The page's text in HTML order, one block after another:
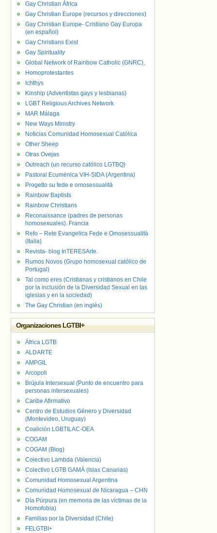
Gay Christian África
Gay Christian Europe (recursos y direcciones)
Gay Christian Europe- Cristiano Gay Europa
(en español)
Gay Christians Exist
Gay Spirituality
Global Network of Rainbow Catholic (GNRC),
Homoprotestantes
Ichthys
Kinship (Adventistas gays y lesbianas)
LGBT Religious Archives Network
MAR Málaga
New Ways Ministry
Noticias Comunidad Homosexual Católica
Other Sheep
Otras Ovejas
Outreach (un recurso católico LGTBQ)
Pastoral Ecuménica VIH-SIDA (Argentina)
Progetto su fede e omosessualità
Rainbow Baptists
Rainbow Christians
Reconaissance (padres de personas
homosexuales). Francia
Refo – Rete Evangelica Fede e Omosessualità
(Italia)
Revista- blog InTERESArte.
Rumos Novos (Grupo homosexual católico de
Portugal)
Tal como eres (Cristianas y cristianos en Chile
por la inclusión de la Diversidad Sexual en las
iglesias y en la sociedad)
The Gay Christian (en inglés)
Organizaciones LGTBI+
África LGTB
ALDARTE
AMPGIL
Arcopoli
Brújula Intersexual (Punto de encuentro para
personas intersexuales)
Caribe Afirmativo
Centro de Estudios Género y Diversidad
(Montevideo, Uruguay)
Coalición LGBTILAC-OEA
COGAM
COGAM (Blog)
Colectivo Lambda (Valencia)
Colectivo LGTB GAMÁ (Islas Canarias)
Comunidad Homosexual Argentina
Comunidad Homosexual de Nicaragua – CHN
Día Púrpura (en memoria de las víctimas de la
Homofobia)
Familias por la Diversidad (Chile)
FELGTBI+